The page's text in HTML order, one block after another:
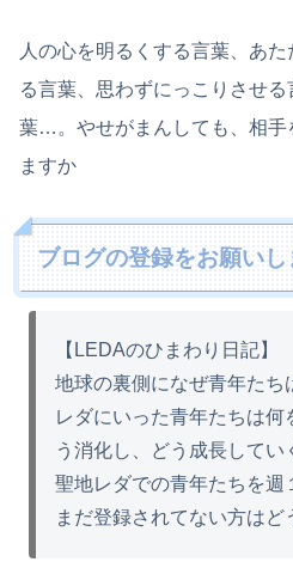
人の心を明るくする言葉、あ
る言葉、思わずにっこりさせ
葉…。やせがまんしても、相手
ますか
ブログの登録をお願いし
【LEDAのひまわり日記】
地球の裏側になぜ青年たち
レダにいった青年たちは
う消化し、どう成長してい
聖地レダでの青年たちを週
まだ登録されてない方はど